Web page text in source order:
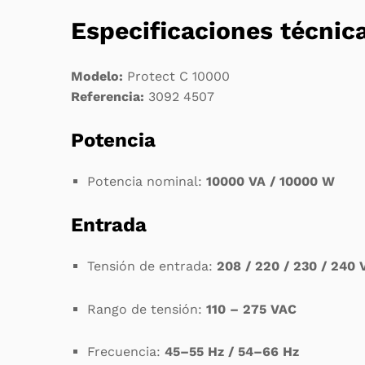
Especificaciones
Modelo: Protect C 10000
Referencia: 3092 4507
Potencia
Potencia nominal: 10000 VA / 10000 W
Entrada
Tensión de entrada: 208 / 220 / 230 / 240
Rango de tensión: 110 – 275 VAC
Frecuencia: 45–55 Hz / 54–66 Hz